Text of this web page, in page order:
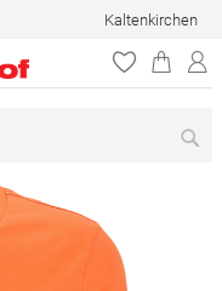
Kaltenkirchen